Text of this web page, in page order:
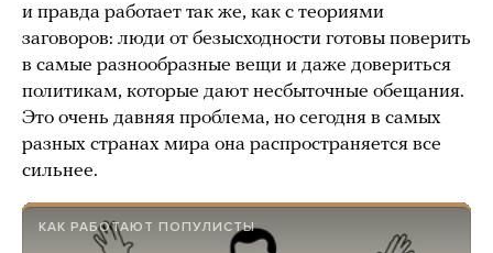
и правда работает так же, как с теориями
заговоров: люди от безысходности готовы поверить
в самые разнообразные вещи и даже довериться
политикам, которые дают несбыточные обещания.
Это очень давняя проблема, но сегодня в самых
разных странах мира она распространяется все
сильнее.
КАК РАБОТАЮТ ПОПУЛИСТЫ